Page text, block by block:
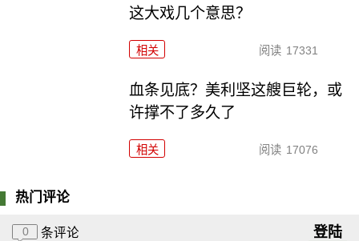
这大戏几个意思？
相关 阅读 17331
血条见底？美利坚这艘巨轮，或
许撑不了多久了
相关 阅读 17076
热门评论
0 条评论 登陆